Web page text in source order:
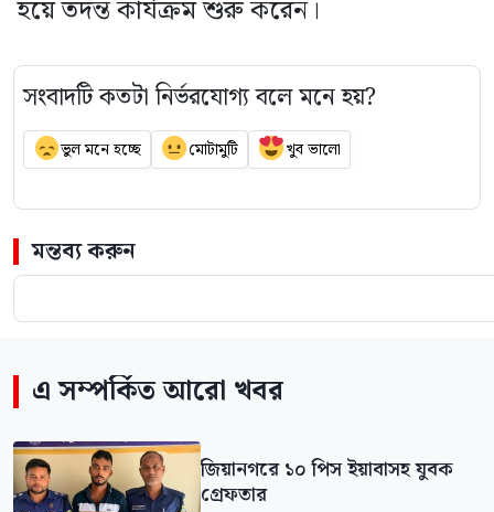
হয়ে তদন্ত কার্যক্রম শুরু করেন।
সংবাদটি কতটা নির্ভরযোগ্য বলে মনে হয়?
ভুল মনে হচ্ছে মোটামুটি খুব ভালো
মন্তব্য করুন
এ সম্পর্কিত আরো খবর
জিয়ানগরে ১০ পিস ইয়াবাসহ যুবক
গ্রেফতার